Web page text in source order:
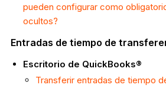
pueden configurar como
ocultos?
Entradas de tiempo de
Escritorio de QuickBooks®
Transferir entradas de tiempo